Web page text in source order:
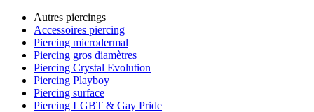
Autres piercings
Accessoires piercing
Piercing microdermal
Piercing gros diamètres
Piercing Crystal Evolution
Piercing Playboy
Piercing surface
Piercing LGBT & Gay Pride